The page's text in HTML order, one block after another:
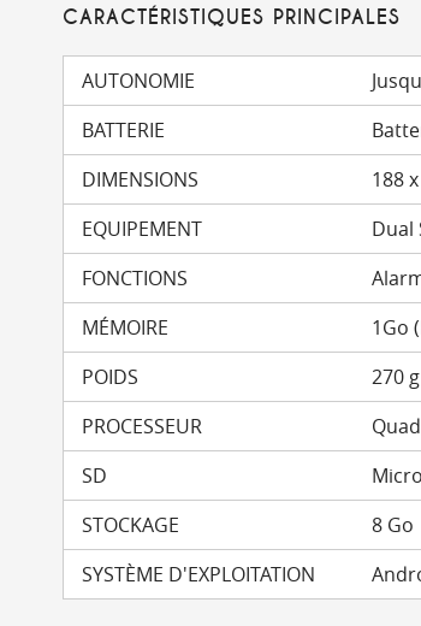
CARACTÉRISTIQUES PRINCIPALES
AUTONOMIE
BATTERIE
DIMENSIONS
188
EQUIPEMENT
Dual
FONCTIONS
MÉMOIRE
1Go
POIDS
270 g
PROCESSEUR
SD
STOCKAGE
8 Go
SYSTÈME D'EXPLOITATION